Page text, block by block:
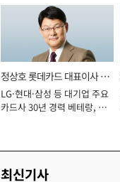
정상호 롯데카드 대표이사 사
장
LG·현대·삼성 등 대기업 주요
카드사 30년 경력 베테랑, 신
최신기사